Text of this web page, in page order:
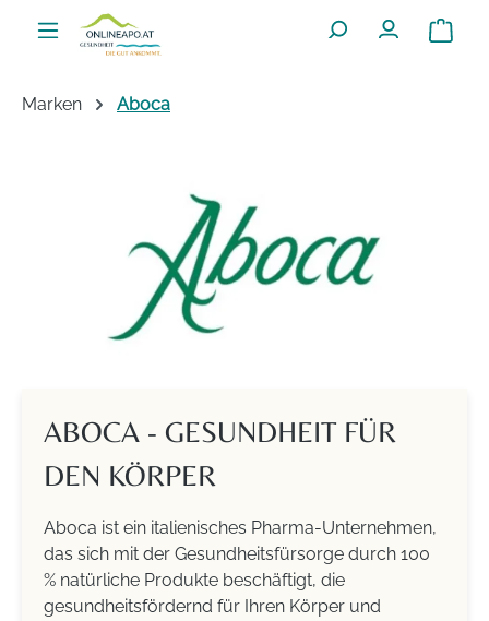
Zum Hauptinhalt springen
Marken Aboca
ABOCA - GESUNDHEIT FÜR
DEN KÖRPER
Aboca ist ein italienisches Pharma-Unternehmen,
das sich mit der Gesundheitsfürsorge durch 100
% natürliche Produkte beschäftigt, die
gesundheitsfördernd für Ihren Körper und